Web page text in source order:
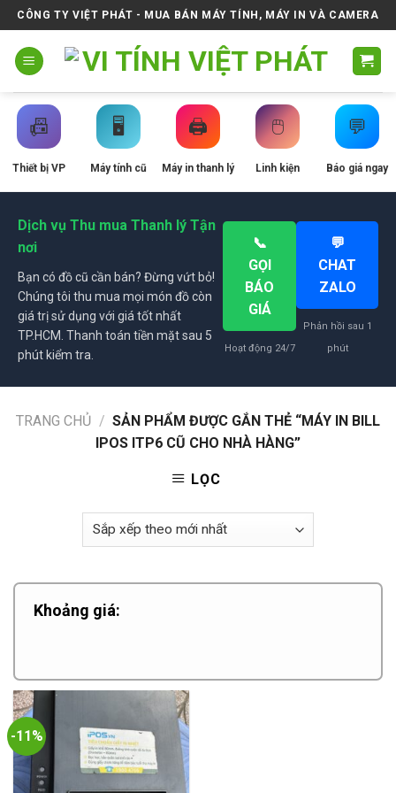
Skip
to
content
CÔNG TY VIỆT PHÁT - MUA BÁN MÁY TÍNH, MÁY IN VÀ CAMERA
📠
Thiết bị VP
🖥️
Máy tính cũ
🖨️
Máy in thanh lý
🖱️
Linh kiện
💬
Báo giá ngay
Dịch vụ Thu mua Thanh lý Tận
nơi
Bạn có đồ cũ cần bán? Đừng vứt bỏ!
Chúng tôi thu mua mọi món đồ còn
giá trị sử dụng với giá tốt nhất
TP.HCM. Thanh toán tiền mặt sau 5
phút kiểm tra.
📞
GỌI
BÁO
GIÁ
Hoạt động 24/7
💬
CHAT
ZALO
Phản hồi sau 1
phút
TRANG CHỦ / SẢN PHẨM ĐƯỢC GẮN THẺ “MÁY IN BILL
IPOS ITP6 CŨ CHO NHÀ HÀNG”
LỌC
Khoảng giá:
-11%